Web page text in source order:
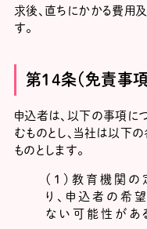
求後、直ちにかかる費用
す。
第14条（免責事項
申込者は、以下の事項に
むものとし、当社は以下
ものとします。
（１）教育機関
り、申込者の希
ない可能性があ